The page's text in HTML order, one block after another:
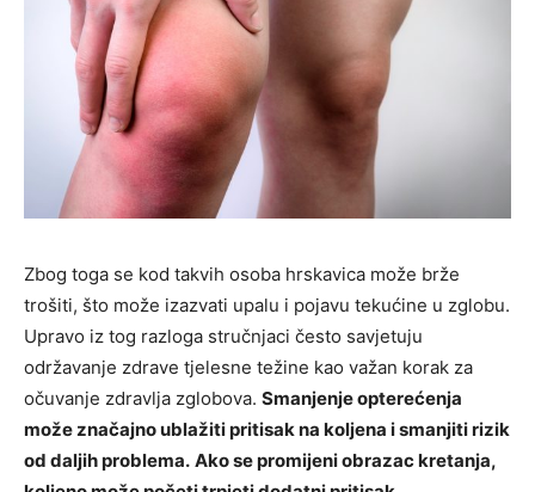
Zbog toga se kod takvih osoba hrskavica može brže
trošiti, što može izazvati upalu i pojavu tekućine u zglobu.
Upravo iz tog razloga stručnjaci često savjetuju
održavanje zdrave tjelesne težine kao važan korak za
očuvanje zdravlja zglobova. Smanjenje opterećenja
može značajno ublažiti pritisak na koljena i smanjiti rizik
od daljih problema. Ako se promijeni obrazac kretanja,